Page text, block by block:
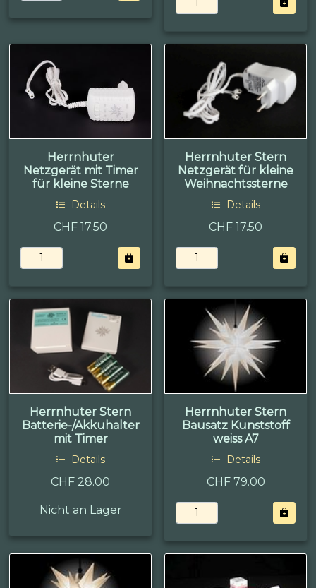
Herrnhuter
Netzgerät mit Timer
für kleine Sterne
Details
CHF 17.50
Herrnhuter Stern
Netzgerät für kleine
Weihnachtssterne
Details
CHF 17.50
Herrnhuter Stern
Batterie-/Akkuhalter
mit Timer
Details
CHF 28.00
Nicht an Lager
Herrnhuter Stern
Bausatz Kunststoff
weiss A7
Details
CHF 79.00